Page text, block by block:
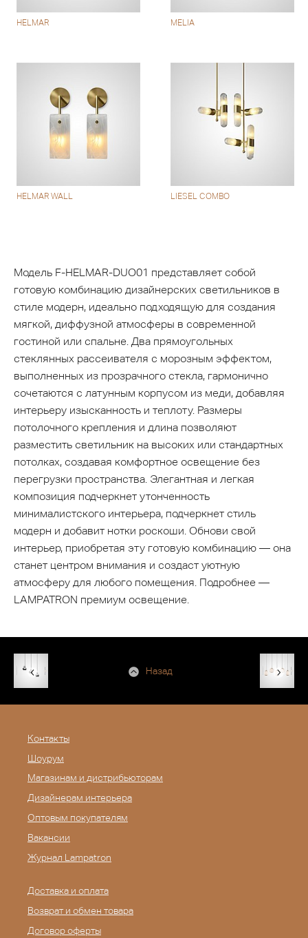
HELMAR MELIA
HELMAR WALL LIESEL COMBO
Модель F-HELMAR-DUO01 представляет собой
готовую комбинацию дизайнерских светильников в
стиле модерн, идеально подходящую для создания
мягкой, диффузной атмосферы в современной
гостиной или спальне. Два прямоугольных
стеклянных рассеивателя с морозным эффектом,
выполненных из прозрачного стекла, гармонично
сочетаются с латунным корпусом из меди, добавляя
интерьеру изысканность и теплоту. Размеры
потолочного крепления и длина позволяют
разместить светильник на высоких или стандартных
потолках, создавая комфортное освещение без
перегрузки пространства. Элегантная и легкая
композиция подчеркнет утонченность
минималистского интерьера, подчеркнет стиль
модерн и добавит нотки роскоши. Обнови свой
интерьер, приобретая эту готовую комбинацию — она
станет центром внимания и создаст уютную
атмосферу для любого помещения. Подробнее —
LAMPATRON премиум освещение.
Назад
Контакты
Шоурум
Магазинам и дистрибьюторам
Дизайнерам интерьера
Оптовым покупателям
Вакансии
Журнал Lampatron
Доставка и оплата
Возврат и обмен товара
Договор оферты